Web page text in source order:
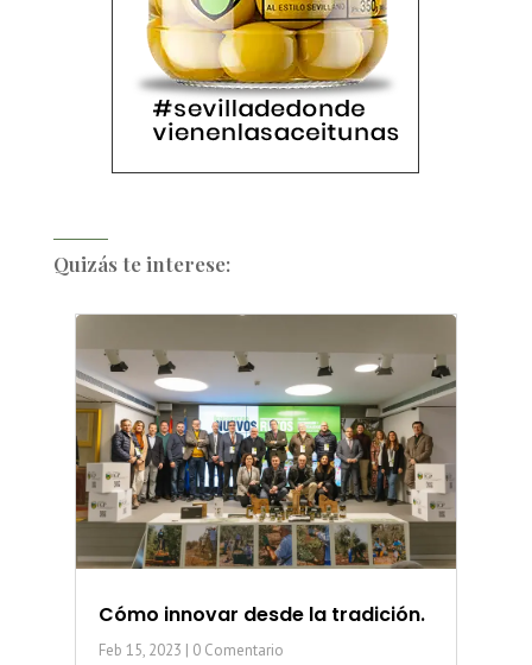
Quizás te interese:
Cómo innovar desde la tradición.
Feb 15, 2023 | 0 Comentario